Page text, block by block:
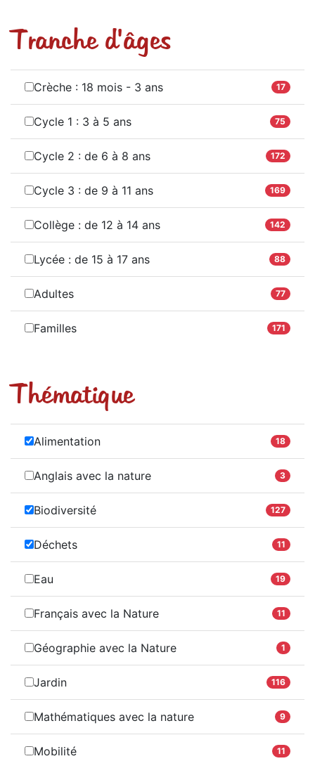
Tranche d'âges
Crèche : 18 mois - 3 ans 17
Cycle 1 : 3 à 5 ans 75
Cycle 2 : de 6 à 8 ans 172
Cycle 3 : de 9 à 11 ans 169
Collège : de 12 à 14 ans 142
Lycée : de 15 à 17 ans 88
Adultes 77
Familles 171
Thématique
Alimentation 18
Anglais avec la nature 3
Biodiversité 127
Déchets 11
Eau 19
Français avec la Nature 11
Géographie avec la Nature 1
Jardin 116
Mathématiques avec la nature 9
Mobilité 11